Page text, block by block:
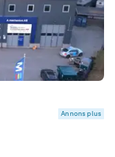
Annons plus